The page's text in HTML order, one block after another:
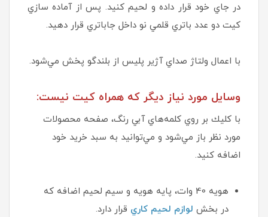
در جاي خود قرار داده و لحيم كنيد. پس از آماده سازي
كيت دو عدد باتري قلمي نو داخل جاباتري قرار دهيد.
با اعمال ولتاژ صداي آژير پلیس از بلندگو پخش مي‌شود.
وسايل مورد نياز ديگر كه همراه كيت نيست:
با كليك بر روي كلمه‌هاي آبي رنگ، صفحه محصولات
مورد نظر باز مي‌شود و مي‌توانيد به سبد خريد خود
اضافه كنيد.
هويه 40 وات، پايه هويه و سيم لحيم اضافه كه
در بخش لوازم لحيم كاري قرار دارد.